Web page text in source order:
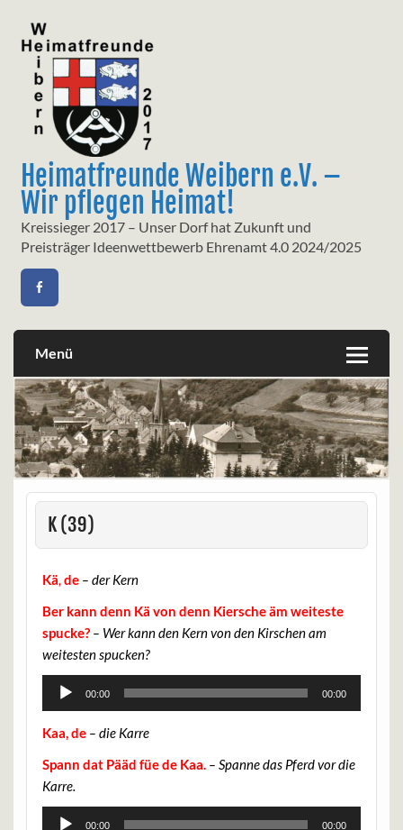
content
Heimatfreunde Weibern e.V. –
Wir pflegen Heimat!
Kreissieger 2017 – Unser Dorf hat Zukunft und
Preisträger Ideenwettbewerb Ehrenamt 4.0 2024/2025
Menü
K (39)
Kä de – der Kern
Ber kann denn Kä von denn Kiersche äm weiteste
spucke? – Wer kann den Kern von den Kirschen am
weitesten spucken?
Audio-
00:00 00:00
Kaa, de – die Karre
Spann dat Pääd füe de Kaa. – Spanne das Pferd vor die
Karre.
Audio-
00:00 00:00